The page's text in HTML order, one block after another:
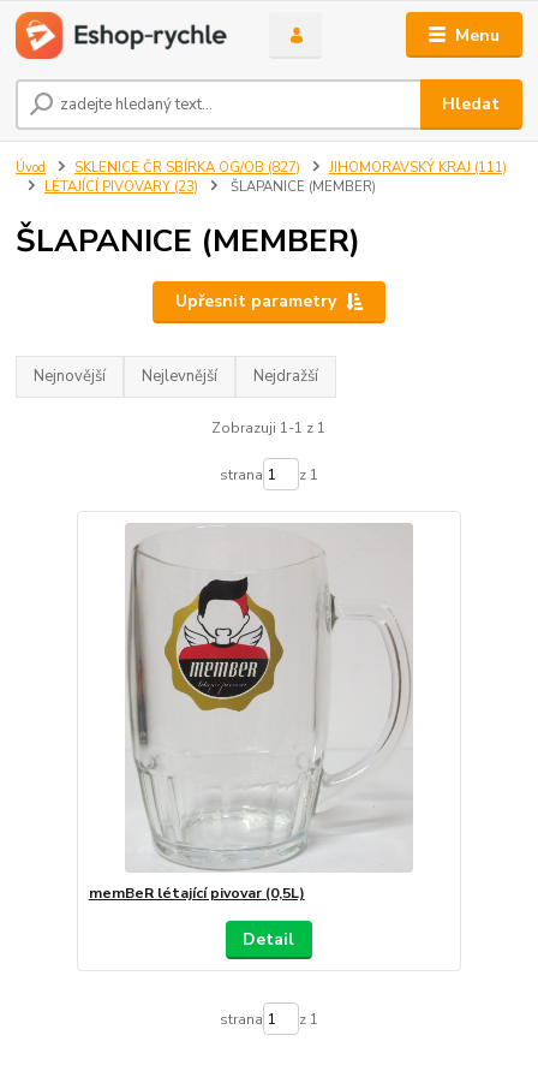
Menu
Hledat
Úvod SKLENICE ČR SBÍRKA OG/OB (827)
JIHOMORAVSKÝ KRAJ (111)
LÉTAJÍCÍ PIVOVARY (23)
ŠLAPANICE (MEMBER)
ŠLAPANICE (MEMBER)
Upřesnit parametry
Nejnovější Nejlevnější Nejdražší
Zobrazuji 1-1 z 1
strana z 1
memBeR létající pivovar (0,5L)
Detail
strana z 1